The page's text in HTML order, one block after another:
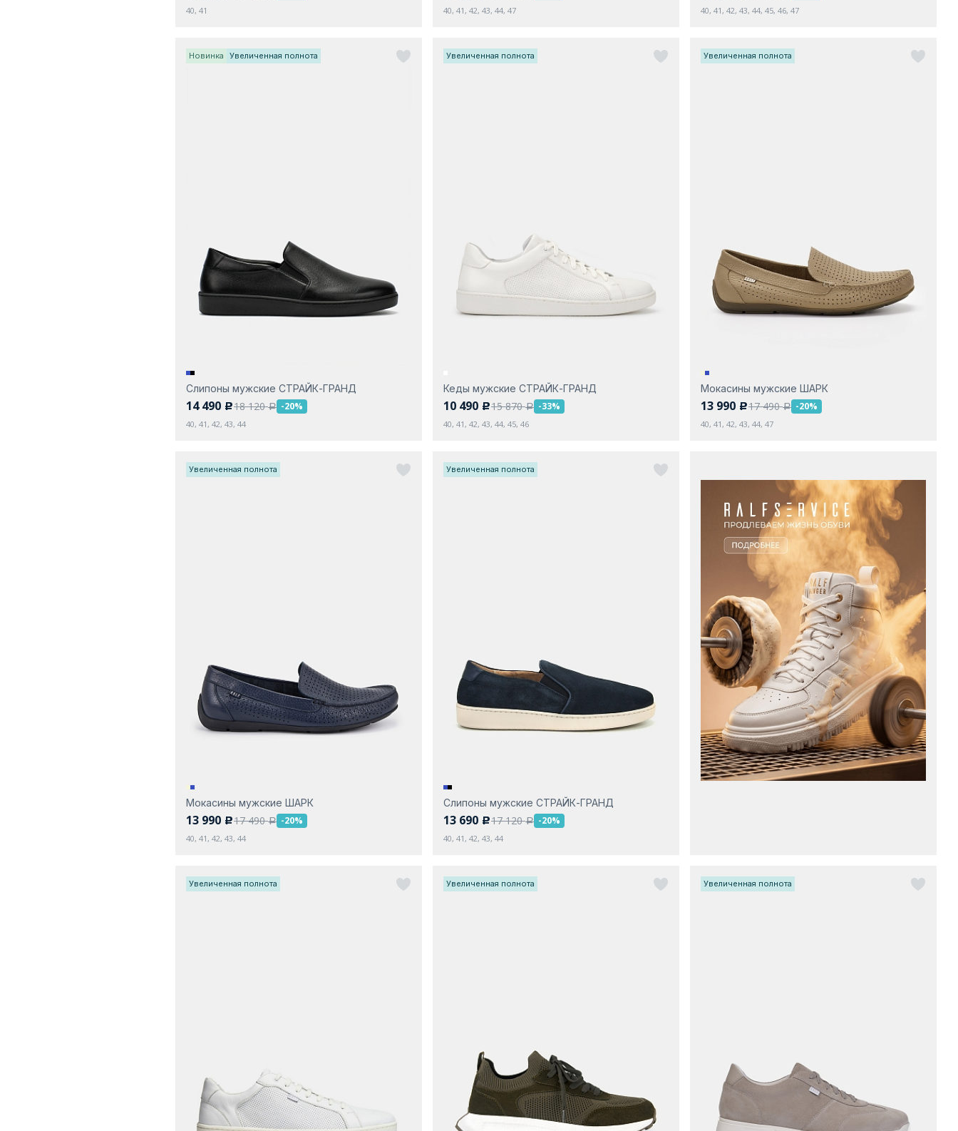
40, 41 40, 41, 42, 43, 44, 47 40, 41, 42, 43, 44, 45, 46, 47
Новинка Увеличенная полнота
Слипоны мужские СТРАЙК-ГРАНД
14 490 c18 120a -20%
40, 41, 42, 43, 44
Увеличенная полнота
Кеды мужские СТРАЙК-ГРАНД
10 490 c15 870a -33%
40, 41, 42, 43, 44, 45, 46
Увеличенная полнота
Мокасины мужские ШАРК
13 990 c17 490a -20%
40, 41, 42, 43, 44, 47
Увеличенная полнота
Мокасины мужские ШАРК
13 990 c17 490a -20%
40, 41, 42, 43, 44
Увеличенная полнота
Слипоны мужские СТРАЙК-ГРАНД
13 690 c17 120a -20%
40, 41, 42, 43, 44
Увеличенная полнота Увеличенная полнота Увеличенная полнота